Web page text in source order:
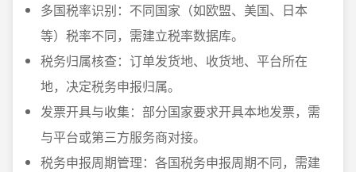
多国税率识别：不同国家（如欧盟、美国、日本
等）税率不同，需建立税率数据库。
税务归属核查：订单发货地、收货地、平台所在
地，决定税务申报归属。
发票开具与收集：部分国家要求开具本地发票，需
与平台或第三方服务商对接。
税务申报周期管理：各国税务申报周期不同，需建